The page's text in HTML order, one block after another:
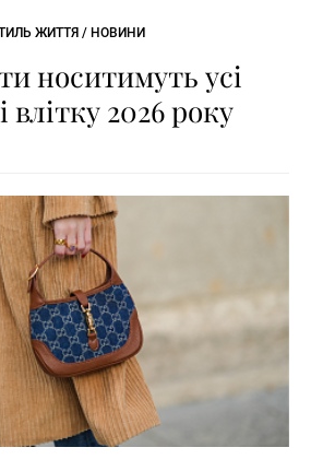
ЖИТТЯ / НОВИНИ
носитимуть усі
влітку 2026 року